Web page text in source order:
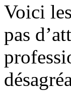
Voici
pas